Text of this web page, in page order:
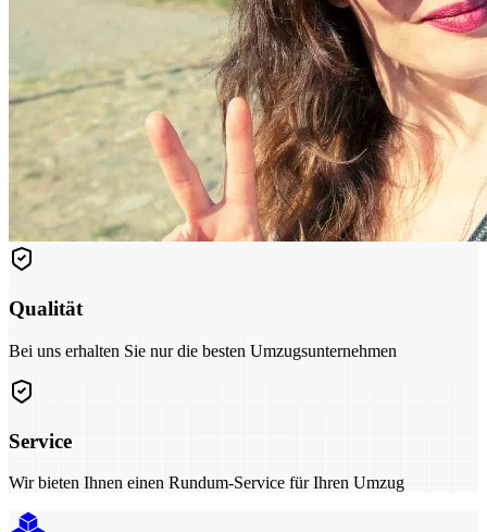
Qualität
Bei uns erhalten Sie nur die besten Umzugsunternehmen
Service
Wir bieten Ihnen einen Rundum-Service für Ihren Umzug